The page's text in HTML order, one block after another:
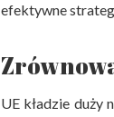
efektywne
UE kładzie duży